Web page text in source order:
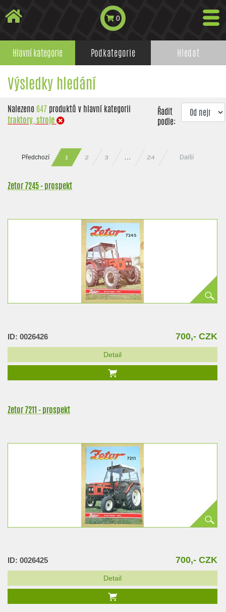
0
Hlavní kategorie Podkategorie Hledat
Výsledky hledání
Nalezeno647 produktů v hlavní kategorii
traktory, stroje
Řadit
podle:
Předchozí 1 2 3 … 24 Další
Zetor 7245 - prospekt
ID: 0026426 700,- CZK
Detail
Zetor 7211 - prospekt
ID: 0026425 700,- CZK
Detail